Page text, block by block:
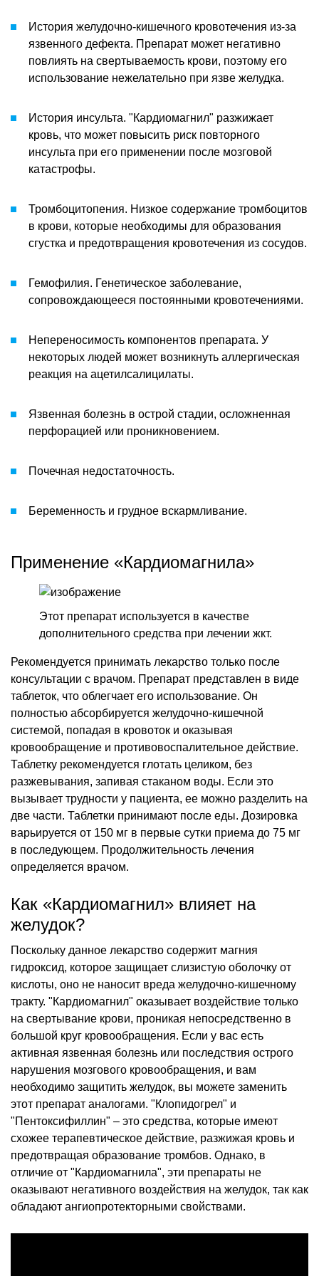
История желудочно-кишечного кровотечения из-за
язвенного дефекта. Препарат может негативно
повлиять на свертываемость крови, поэтому его
использование нежелательно при язве желудка.
История инсульта. "Кардиомагнил" разжижает
кровь, что может повысить риск повторного
инсульта при его применении после мозговой
катастрофы.
Тромбоцитопения. Низкое содержание тромбоцитов
в крови, которые необходимы для образования
сгустка и предотвращения кровотечения из сосудов.
Гемофилия. Генетическое заболевание,
сопровождающееся постоянными кровотечениями.
Непереносимость компонентов препарата. У
некоторых людей может возникнуть аллергическая
реакция на ацетилсалицилаты.
Язвенная болезнь в острой стадии, осложненная
перфорацией или проникновением.
Почечная недостаточность.
Беременность и грудное вскармливание.
Применение «Кардиомагнила»
Этот препарат используется в качестве
дополнительного средства при лечении жкт.
Рекомендуется принимать лекарство только после
консультации с врачом. Препарат представлен в виде
таблеток, что облегчает его использование. Он
полностью абсорбируется желудочно-кишечной
системой, попадая в кровоток и оказывая
кровообращение и противовоспалительное действие.
Таблетку рекомендуется глотать целиком, без
разжевывания, запивая стаканом воды. Если это
вызывает трудности у пациента, ее можно разделить на
две части. Таблетки принимают после еды. Дозировка
варьируется от 150 мг в первые сутки приема до 75 мг
в последующем. Продолжительность лечения
определяется врачом.
Как «Кардиомагнил» влияет на
желудок?
Поскольку данное лекарство содержит магния
гидроксид, которое защищает слизистую оболочку от
кислоты, оно не наносит вреда желудочно-кишечному
тракту. "Кардиомагнил" оказывает воздействие только
на свертывание крови, проникая непосредственно в
большой круг кровообращения. Если у вас есть
активная язвенная болезнь или последствия острого
нарушения мозгового кровообращения, и вам
необходимо защитить желудок, вы можете заменить
этот препарат аналогами. "Клопидогрел" и
"Пентоксифиллин" – это средства, которые имеют
схожее терапевтическое действие, разжижая кровь и
предотвращая образование тромбов. Однако, в
отличие от "Кардиомагнила", эти препараты не
оказывают негативного воздействия на желудок, так как
обладают ангиопротекторными свойствами.